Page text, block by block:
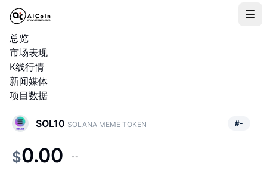
总览
市场表现
K线行情
新闻媒体
项目数据
SOL10 SOLANA MEME TOKEN #-
$0.00 --